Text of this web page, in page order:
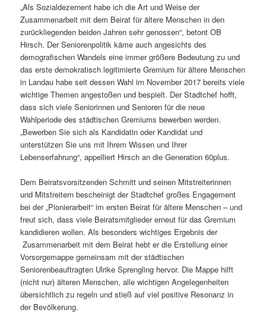
„Als Sozialdezernent habe ich die Art und Weise der
Zusammenarbeit mit dem Beirat für ältere Menschen in den
zurückliegenden beiden Jahren sehr genossen“, betont OB
Hirsch. Der Seniorenpolitik käme auch angesichts des
demografischen Wandels eine immer größere Bedeutung zu und
das erste demokratisch legitimierte Gremium für ältere Menschen
in Landau habe seit dessen Wahl im November 2017 bereits viele
wichtige Themen angestoßen und bespielt. Der Stadtchef hofft,
dass sich viele Seniorinnen und Senioren für die neue
Wahlperiode des städtischen Gremiums bewerben werden.
„Bewerben Sie sich als Kandidatin oder Kandidat und
unterstützen Sie uns mit Ihrem Wissen und Ihrer
Lebenserfahrung“, appelliert Hirsch an die Generation 60plus.
Dem Beiratsvorsitzenden Schmitt und seinen Mitstreiterinnen
und Mitstreitern bescheinigt der Stadtchef großes Engagement
bei der „Pionierarbeit“ im ersten Beirat für ältere Menschen – und
freut sich, dass viele Beiratsmitglieder erneut für das Gremium
kandidieren wollen. Als besonders wichtiges Ergebnis der
Zusammenarbeit mit dem Beirat hebt er die Erstellung einer
Vorsorgemappe gemeinsam mit der städtischen
Seniorenbeauftragten Ulrike Sprengling hervor. Die Mappe hilft
(nicht nur) älteren Menschen, alle wichtigen Angelegenheiten
übersichtlich zu regeln und stieß auf viel positive Resonanz in
der Bevölkerung.